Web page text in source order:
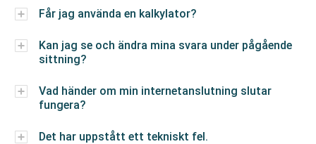
Får jag använda en kalkylator?
Kan jag se och ändra mina svara under pågående
sittning?
Vad händer om min internetanslutning slutar
fungera?
Det har uppstått ett tekniskt fel.